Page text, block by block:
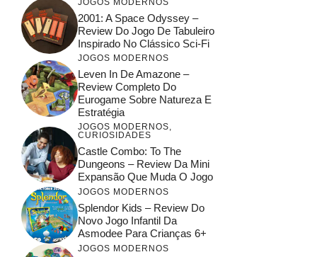
JOGOS MODERNOS
2001: A Space Odyssey –
Review Do Jogo De Tabuleiro
Inspirado No Clássico Sci-Fi
JOGOS MODERNOS
Leven In De Amazone –
Review Completo Do
Eurogame Sobre Natureza E
Estratégia
JOGOS MODERNOS,
CURIOSIDADES
Castle Combo: To The
Dungeons – Review Da Mini
Expansão Que Muda O Jogo
JOGOS MODERNOS
Splendor Kids – Review Do
Novo Jogo Infantil Da
Asmodee Para Crianças 6+
JOGOS MODERNOS